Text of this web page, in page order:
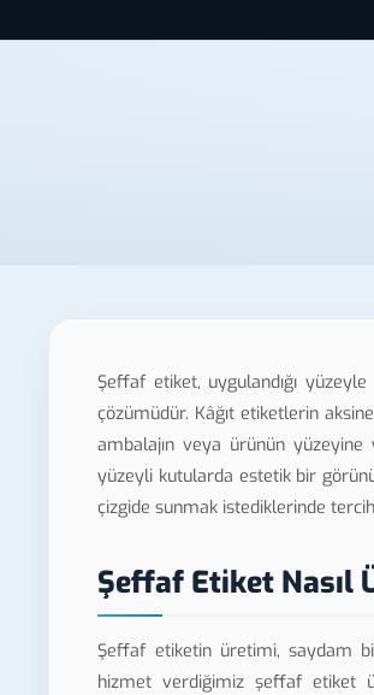
Şeffaf etiket, uygulandığı
çözümüdür. Kâğıt etiketlerin
ambalajın veya ürünün
yüzeyli kutularda estetik bir
çizgide sunmak istediklerinde
Şeffaf Etiket Nasıl
Şeffaf etiketin üretimi, saydam
hizmet verdiğimiz şeffaf etiket